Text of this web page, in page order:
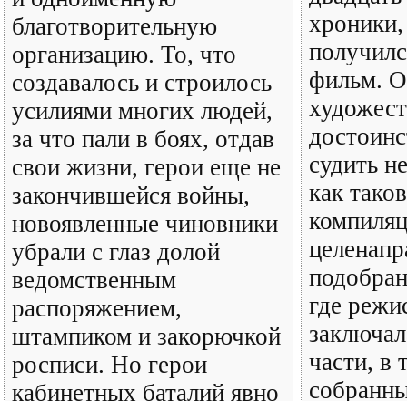
благотворительную
организацию. То, что
создавалось и строилось
усилиями многих людей,
за что пали в боях, отдав
свои жизни, герои еще не
закончившейся войны,
новоявленные чиновники
убрали с глаз долой
ведомственным
распоряжением,
штампиком и закорючкой
росписи. Но герои
кабинетных баталий явно
фильм. О
судить
как
где
части, в